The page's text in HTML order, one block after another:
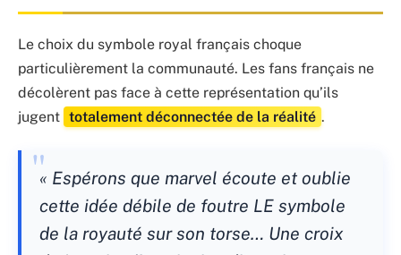
Le choix du symbole royal français choque
particulièrement la communauté. Les fans français ne
décolèrent pas face à cette représentation qu’ils
jugent totalement déconnectée de la réalité .
« Espérons que marvel écoute et oublie
cette idée débile de foutre LE symbole
de la royauté sur son torse… Une croix